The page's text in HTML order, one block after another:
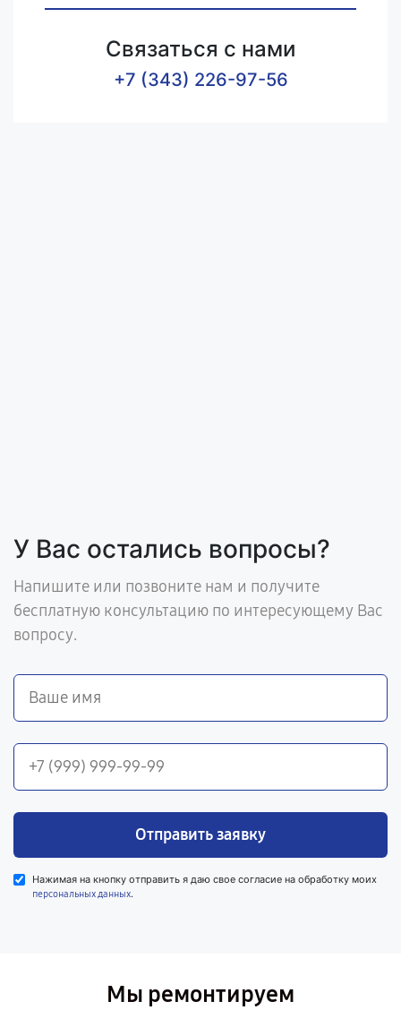
Связаться с нами
+7 (343) 226-97-56
У Вас остались вопросы?
Напишите или позвоните нам и получите
бесплатную консультацию по интересующему Вас
вопросу.
Отправить заявку
Нажимая на кнопку отправить я даю свое согласие на обработку моих
персональных данных.
Мы ремонтируем